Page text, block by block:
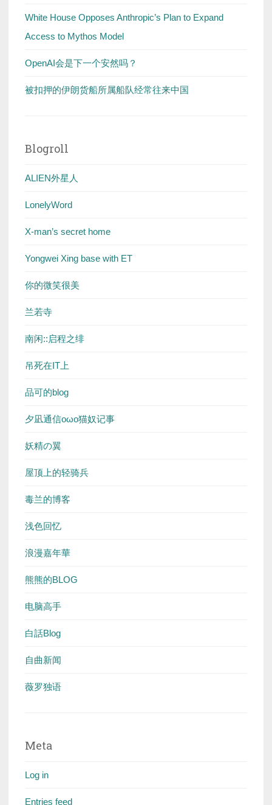
White House Opposes Anthropic’s Plan to Expand
Access to Mythos Model
OpenAI会是下一个安然吗？
被扣押的伊朗货船所属船队经常往来中国
Blogroll
ALIEN外星人
LonelyWord
X-man’s secret home
Yongwei Xing base with ET
你的微笑很美
兰若寺
南闲::启程之绯
吊死在IT上
品可的blog
夕凪通信oωo猫奴记事
妖精の翼
屋顶上的轻骑兵
毒兰的博客
浅色回忆
浪漫嘉年華
熊熊的BLOG
电脑高手
白話Blog
自曲新闻
薇罗独语
Meta
Log in
Entries feed